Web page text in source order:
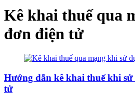
Kê khai thuế qua
đơn điện tử
Hướng dẫn kê khai thuế khi
tử